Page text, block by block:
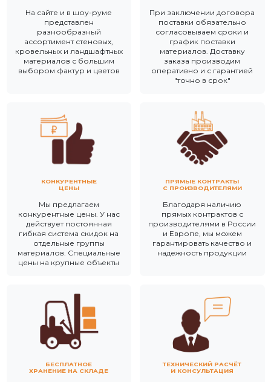
На сайте и в шоу-руме
представлен
разнообразный
ассортимент стеновых,
кровельных и ландшафтных
материалов с большим
выбором фактур и цветов
При заключении договора
поставки обязательно
согласовываем сроки и
график поставки
материалов. Доставку
заказа производим
оперативно и с гарантией
"точно в срок"
КОНКУРЕНТНЫЕ
ЦЕНЫ
Мы предлагаем
конкурентные цены. У нас
действует постоянная
гибкая система скидок на
отдельные группы
материалов. Специальные
цены на крупные объекты
ПРЯМЫЕ КОНТРАКТЫ
С ПРОИЗВОДИТЕЛЯМИ
Благодаря наличию
прямых контрактов с
производителями в России
и Европе, мы можем
гарантировать качество и
надежность продукции
БЕСПЛАТНОЕ
ХРАНЕНИЕ НА СКЛАДЕ
ТЕХНИЧЕСКИЙ РАСЧЁТ
И КОНСУЛЬТАЦИЯ